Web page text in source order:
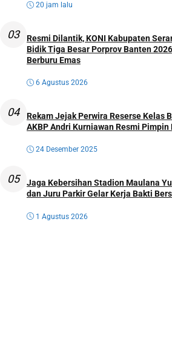
20 jam lalu
03
Resmi Dilantik, KONI Kabupaten
Bidik Tiga Besar Porprov Banten
Berburu Emas
6 Agustus 2026
04
Rekam Jejak Perwira Reserse Kelas
AKBP Andri Kurniawan Resmi Pimpin
24 Desember 2025
05
Jaga Kebersihan Stadion Maulana
dan Juru Parkir Gelar Kerja Bakti
1 Agustus 2026